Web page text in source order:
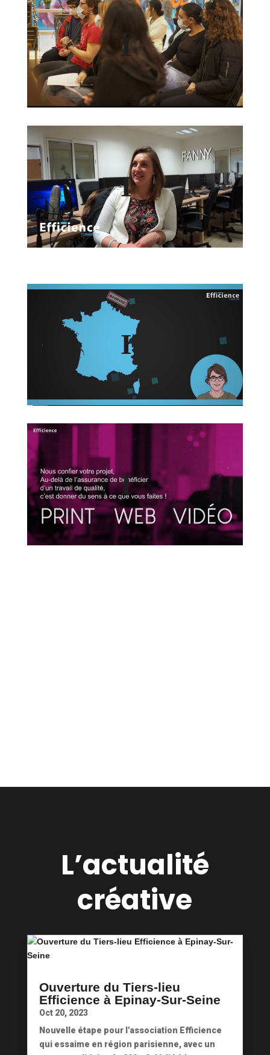
L’actualité
créative
Ouverture du Tiers-lieu
Efficience à Epinay-Sur-Seine
Oct 20, 2023
Nouvelle étape pour l'association Efficience
qui essaime en région parisienne, avec un